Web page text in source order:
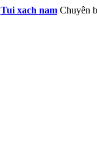
Tui xach namChuyên